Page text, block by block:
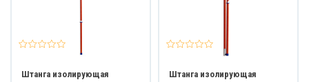
Штанга изолирующая Штанга изолирующая